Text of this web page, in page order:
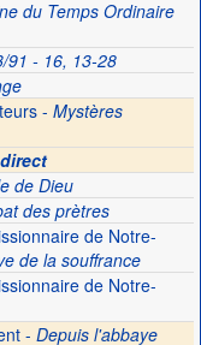
du Temps Ordinaire
- 16, 13-28
- Mystères
de Dieu
des prètres
de Notre-
de la souffrance
de Notre-
- Depuis l'abbaye